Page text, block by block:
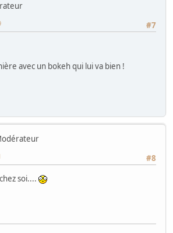
#7
avec un bokeh qui lui va bien !
#8
soi....